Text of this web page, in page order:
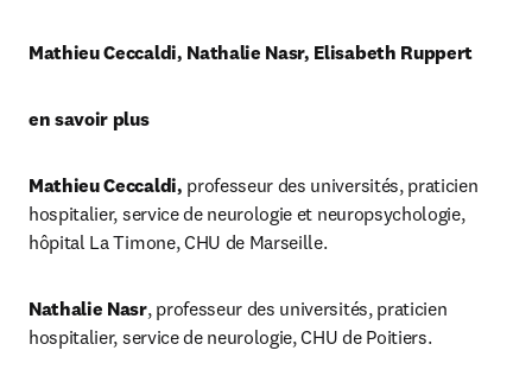
Mathieu Ceccaldi, Nathalie Nasr, Elisabeth Ruppert
en savoir plus
Mathieu Ceccaldi, professeur des universités, praticien
hospitalier, service de neurologie et neuropsychologie,
hôpital La Timone, CHU de Marseille.
Nathalie Nasr, professeur des universités, praticien
hospitalier, service de neurologie, CHU de Poitiers.